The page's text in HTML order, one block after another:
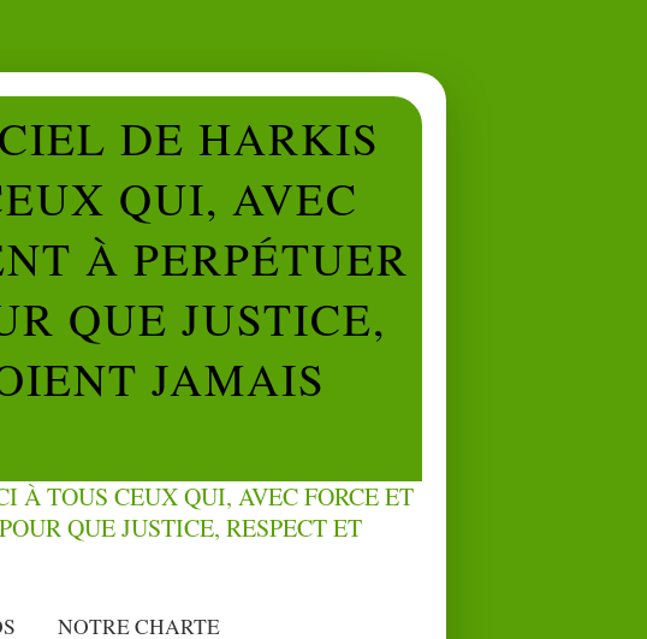
DE HARKIS
QUI, AVEC
À PERPÉTUER
QUE JUSTICE,
JAMAIS
NOTRE CHARTE